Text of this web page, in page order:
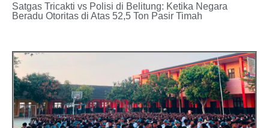
Satgas Tricakti vs Polisi di Belitung: Ketika Negara
Beradu Otoritas di Atas 52,5 Ton Pasir Timah